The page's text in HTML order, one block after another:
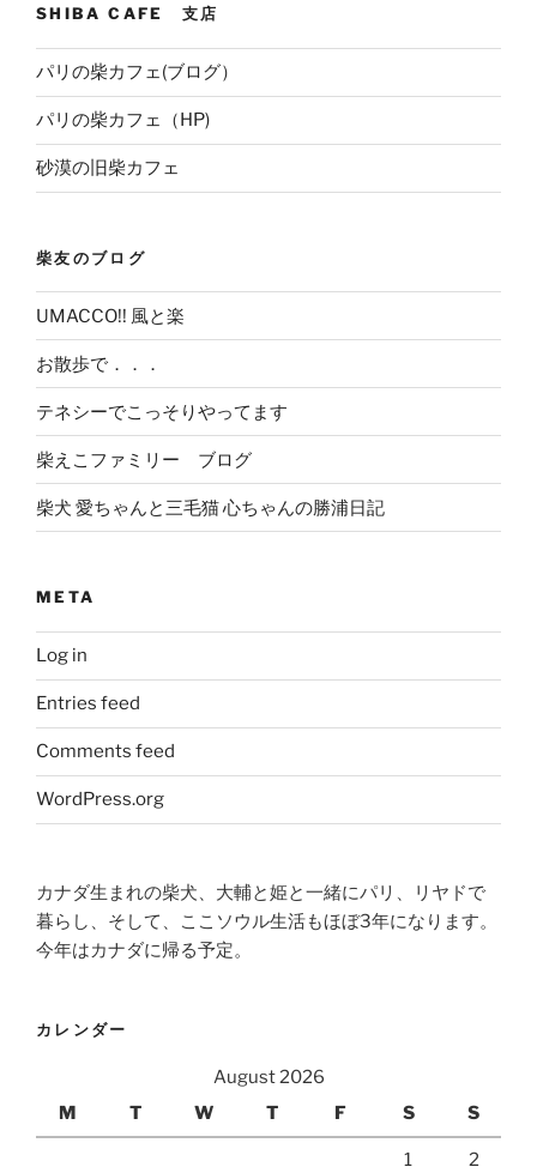
SHIBA CAFE 支店
パリの柴カフェ(ブログ）
パリの柴カフェ（HP)
砂漠の旧柴カフェ
柴友のブログ
UMACCO!! 風と楽
お散歩で．．．
テネシーでこっそりやってます
柴えこファミリー ブログ
柴犬 愛ちゃんと三毛猫 心ちゃんの勝浦日記
META
Log in
Entries feed
Comments feed
WordPress.org
カナダ生まれの柴犬、大輔と姫と一緒にパリ、リヤドで
暮らし、そして、ここソウル生活もほぼ3年になります。
今年はカナダに帰る予定。
カレンダー
August 2026
M
T W T F S S
1 2